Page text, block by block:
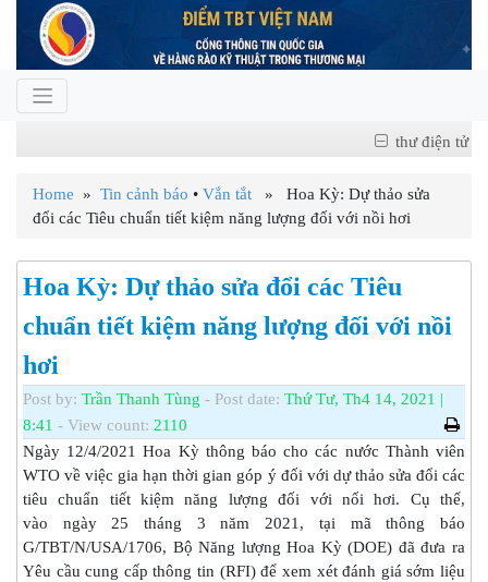
thư điện tử
Home » Tin cảnh báo • Vắn tắt » Hoa Kỳ: Dự thảo sửa
đổi các Tiêu chuẩn tiết kiệm năng lượng đối với nồi hơi
Hoa Kỳ: Dự thảo sửa đổi các Tiêu
chuẩn tiết kiệm năng lượng đối với nồi
hơi
Post by: Trần Thanh Tùng - Post date: Thứ Tư, Th4 14, 2021 |
8:41 - View count: 2110
Ngày 12/4/2021 Hoa Kỳ thông báo cho các nước Thành viên
WTO về việc gia hạn thời gian góp ý đối với dự thảo sửa đổi các
tiêu chuẩn tiết kiệm năng lượng đối với nối hơi. Cụ thể,
vào ngày 25 tháng 3 năm 2021, tại mã thông báo
G/TBT/N/USA/1706, Bộ Năng lượng Hoa Kỳ (DOE) đã đưa ra
Yêu cầu cung cấp thông tin (RFI) để xem xét đánh giá sớm liệu